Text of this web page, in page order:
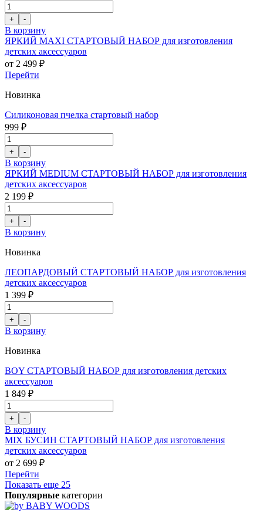
В корзину
ЯРКИЙ MAXI СТАРТОВЫЙ НАБОР для изготовления
детских аксессуаров
от 2 499 ₽
Перейти
Новинка
Силиконовая пчелка стартовый набор
999 ₽
В корзину
ЯРКИЙ MEDIUM СТАРТОВЫЙ НАБОР для изготовления
детских аксессуаров
2 199 ₽
В корзину
Новинка
ЛЕОПАРДОВЫЙ СТАРТОВЫЙ НАБОР для изготовления
детских аксессуаров
1 399 ₽
В корзину
Новинка
BOY СТАРТОВЫЙ НАБОР для изготовления детских
аксессуаров
1 849 ₽
В корзину
MIX БУСИН СТАРТОВЫЙ НАБОР для изготовления
детских аксессуаров
от 2 699 ₽
Перейти
Показать еще 25
Популярные категории